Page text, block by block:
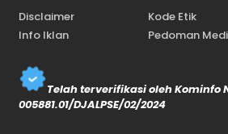
Disclaimer
Kode Etik
Info Iklan
Pedoman
Telah terverifikasi oleh Kominfo
005881.01/DJALPSE/02/2024